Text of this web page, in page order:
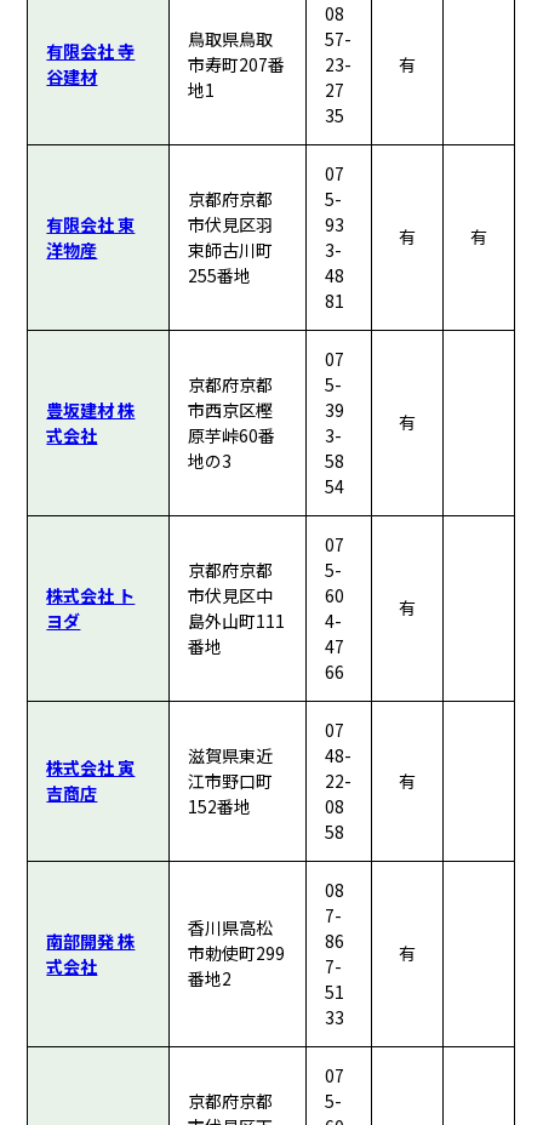
有限会社 寺
谷建材
鳥取県鳥取
市寿町207番
地1
08
57-
23-
27
35
有
有限会社 東
洋物産
京都府京都
市伏見区羽
束師古川町
255番地
07
5-
93
3-
48
81
有 有
豊坂建材 株
式会社
京都府京都
市西京区樫
原芋峠60番
地の3
07
5-
39
3-
58
54
有
株式会社 ト
ヨダ
京都府京都
市伏見区中
島外山町111
番地
07
5-
60
4-
47
66
有
株式会社 寅
吉商店
滋賀県東近
江市野口町
152番地
07
48-
22-
08
58
有
南部開発 株
式会社
香川県高松
市勅使町299
番地2
08
7-
86
7-
51
33
有
京都府京都
07
5-